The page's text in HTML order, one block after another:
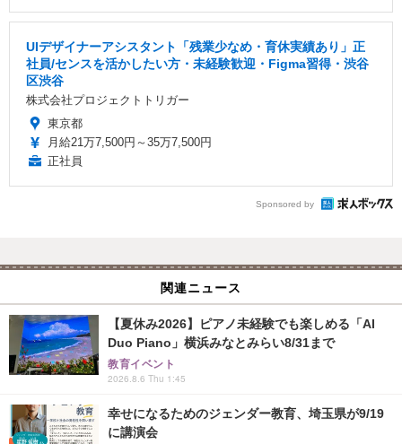
UIデザイナーアシスタント「残業少なめ・育休実績あり」正
社員/センスを活かしたい方・未経験歓迎・Figma習得・渋谷
区渋谷
株式会社プロジェクトトリガー
東京都
月給21万7,500円～35万7,500円
正社員
Sponsored by
関連ニュース
【夏休み2026】ピアノ未経験でも楽しめる「AI
Duo Piano」横浜みなとみらい8/31まで
教育イベント
2026.8.6 Thu 1:45
幸せになるためのジェンダー教育、埼玉県が9/19
に講演会